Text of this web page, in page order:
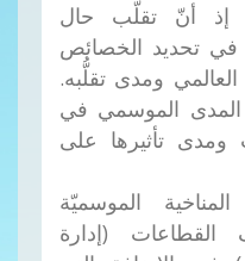
إذ أنّ تقلّب حال
في تحديد الخصائص
العالمي ومدى تقلُّبه.
المدى الموسمي في
ومدى تأثيرها على
الموسميّة
(إدارة